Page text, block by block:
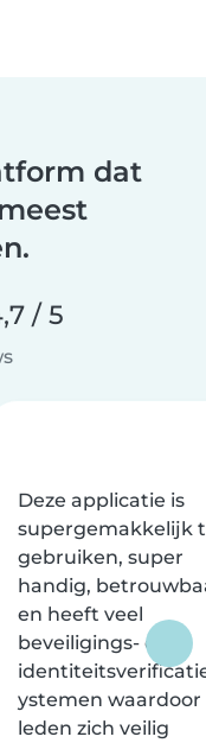
dat
/ 5
Deze applicatie is
supergemakkelijk
gebruiken, super
handig,
en heeft veel
beveiligings- en
ystemen waardoor
leden zich veilig